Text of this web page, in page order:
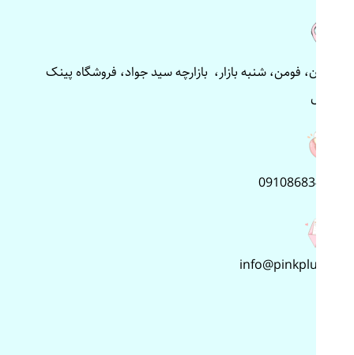
گیلان، فومن، شنبه بازار، بازارچه سید جواد، فروشگاه پینک
پلاس
09108683499
info@pinkplus.ir